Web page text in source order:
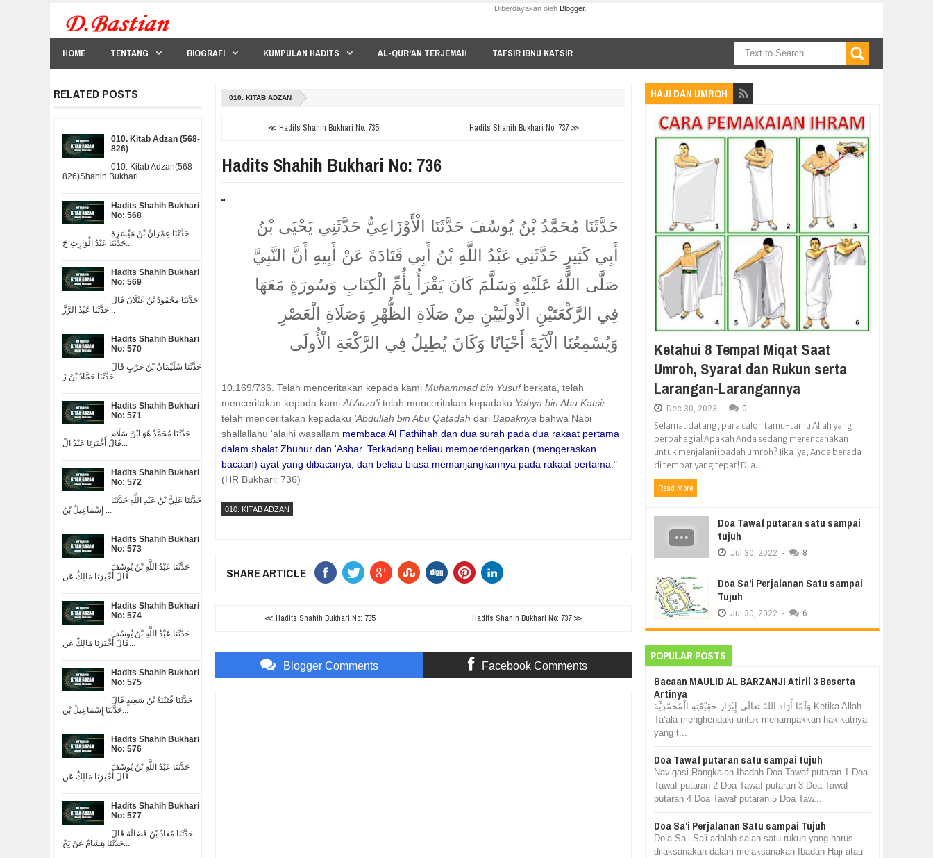
Diberdayakan oleh Blogger.
HOME TENTANG BIOGRAFI KUMPULAN HADITS AL-QUR'AN TERJEMAH TAFSIR IBNU KATSIR
010. KITAB ADZAN
≪ Hadits Shahih Bukhari No: 735 Hadits Shahih Bukhari No: 737 ≫
Hadits Shahih Bukhari No: 736
حَدَّثَنَا مُحَمَّدُ بْنُ يُوسُفَ حَدَّثَنَا الْأَوْزَاعِيُّ حَدَّثَنِي يَحْيَى بْنُ
أَبِي كَثِيرٍ حَدَّثَنِي عَبْدُ اللَّهِ بْنُ أَبِي قَتَادَةَ عَنْ أَبِيهِ أَنَّ النَّبِيَّ
صَلَّى اللَّهُ عَلَيْهِ وَسَلَّمَ كَانَ يَقْرَأُ بِأُمِّ الْكِتَابِ وَسُورَةٍ مَعَهَا
فِي الرَّكْعَتَيْنِ الْأُولَيَيْنِ مِنْ صَلَاةِ الظُّهْرِ وَصَلَاةِ الْعَصْرِ
وَيُسْمِعُنَا الْآيَةَ أَحْيَانًا وَكَانَ يُطِيلُ فِي الرَّكْعَةِ الْأُولَى
10.169/736. Telah menceritakan kepada kamiMuhammad bin Yusufberkata, telah
menceritakan kepada kamiAl Auza'itelah menceritakan kepadaku Yahya bin Abu Katsir
telah menceritakan kepadaku 'Abdullah bin Abu Qatadah dariBapaknya bahwa Nabi
shallallahu 'alaihi wasallam membaca Al Fathihah dan dua surah pada dua rakaat pertama
dalam shalat Zhuhur dan 'Ashar. Terkadang beliau memperdengarkan (mengeraskan
bacaan) ayat yang dibacanya, dan beliau biasa memanjangkannya pada rakaat pertama."
(HR Bukhari: 736)
010. KITAB ADZAN
SHARE ARTICLE
≪ Hadits Shahih Bukhari No: 735 Hadits Shahih Bukhari No: 737 ≫
Blogger Comments Facebook Comments
RELATED POSTS
010. Kitab Adzan (568-
826)
010. Kitab Adzan(568-
826)Shahih Bukhari
Hadits Shahih Bukhari
No: 568
حَدَّثَنَا عِمْرَانُ بْنُ مَيْسَرَةَ
حَدَّثَنَا عَبْدُ الْوَارِثِ حَ...
Hadits Shahih Bukhari
No: 569
حَدَّثَنَا مَحْمُودُ بْنُ غَيْلَانَ قَالَ
حَدَّثَنَا عَبْدُ الرَّزَّ...
Hadits Shahih Bukhari
No: 570
حَدَّثَنَا سُلَيْمَانُ بْنُ حَرْبٍ قَالَ
حَدَّثَنَا حَمَّادُ بْنُ زَ...
Hadits Shahih Bukhari
No: 571
حَدَّثَنَا مُحَمَّدٌ هُوَ ابْنُ سَلَامٍ
قَالَ أَخْبَرَنَا عَبْدُ الْ...
Hadits Shahih Bukhari
No: 572
حَدَّثَنَا عَلِيُّ بْنُ عَبْدِ اللَّهِ حَدَّثَنَا
إِسْمَاعِيلُ بْنُ ...
Hadits Shahih Bukhari
No: 573
حَدَّثَنَا عَبْدُ اللَّهِ بْنُ يُوسُفَ
قَالَ أَخْبَرَنَا مَالِكٌ عَن...
Hadits Shahih Bukhari
No: 574
حَدَّثَنَا عَبْدُ اللَّهِ بْنُ يُوسُفَ
قَالَ أَخْبَرَنَا مَالِكٌ عَن...
Hadits Shahih Bukhari
No: 575
حَدَّثَنَا قُتَيْبَةُ بْنُ سَعِيدٍ قَالَ
حَدَّثَنَا إِسْمَاعِيلُ بْن...
Hadits Shahih Bukhari
No: 576
حَدَّثَنَا عَبْدُ اللَّهِ بْنُ يُوسُفَ
قَالَ أَخْبَرَنَا مَالِكٌ عَن...
Hadits Shahih Bukhari
No: 577
حَدَّثَنَا مُعَاذُ بْنُ فَضَالَةَ قَالَ
حَدَّثَنَا هِشَامٌ عَنْ يَحْ...
HAJI DAN UMROH
Ketahui 8 Tempat Miqat Saat
Umroh, Syarat dan Rukun serta
Larangan-Larangannya
Dec 30, 2023 - 0
Selamat datang, para calon tamu-tamu Allah yang
berbahagia! Apakah Anda sedang merencanakan
untuk menjalani ibadah umroh? Jika iya, Anda berada
di tempat yang tepat! Di a...
Read More
Doa Tawaf putaran satu sampai
tujuh
Jul 30, 2022 - 8
Doa Sa'i Perjalanan Satu sampai
Tujuh
Jul 30, 2022 - 6
POPULAR POSTS
Bacaan MAULID AL BARZANJI Atiril 3 Beserta
Artinya
وَلَمَّا أَرَادَ اللهُ تَعَالَى إِبْرَازَ حَقِيْقَتِهِ الْمُحَمَّدِيَّة Ketika Allah
Ta‘ala menghendaki untuk menampakkan hakikatnya
yang t...
Doa Tawaf putaran satu sampai tujuh
Navigasi Rangkaian Ibadah Doa Tawaf putaran 1 Doa
Tawaf putaran 2 Doa Tawaf putaran 3 Doa Tawaf
putaran 4 Doa Tawaf putaran 5 Doa Taw...
Doa Sa'i Perjalanan Satu sampai Tujuh
Do’a Sa’i Sa'i adalah salah satu rukun yang harus
dilaksanakan dalam melaksanakan Ibadah Haji atau